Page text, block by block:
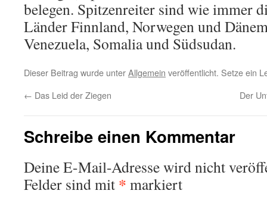
belegen. Spitzenreiter sind wie immer
Länder Finnland, Norwegen und
Venezuela, Somalia und Südsudan.
Dieser Beitrag wurde unterAllgemein veröffentlicht. Setze ein
← Das Leid der Ziegen Der
Schreibe einen Kommentar
Deine E-Mail-Adresse wird nicht
Felder sind mit * markiert